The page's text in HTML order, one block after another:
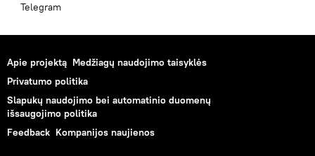
Telegram
Apie projektą Medžiagų naudojimo taisyklės
Privatumo politika
Slapukų naudojimo bei automatinio duomenų
išsaugojimo politika
Feedback Kompanijos naujienos